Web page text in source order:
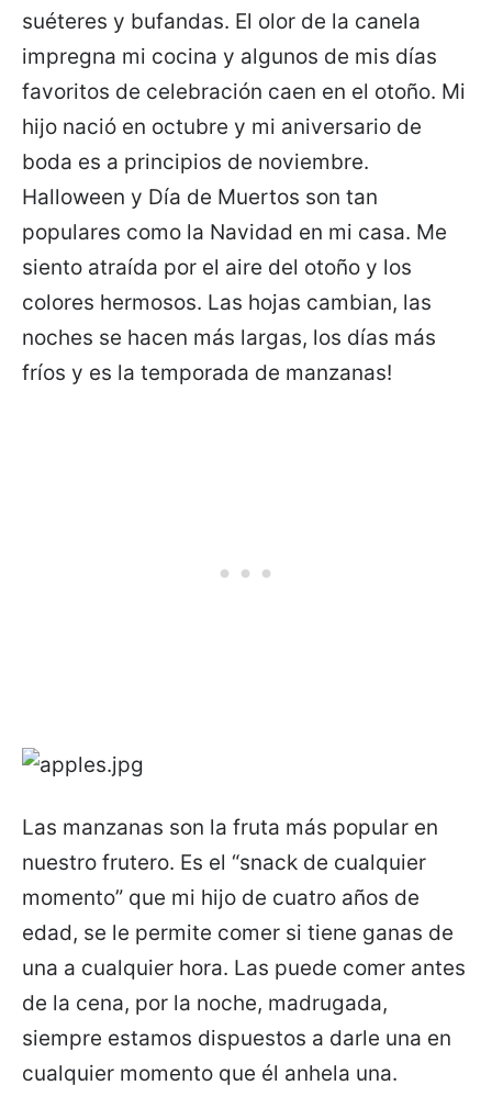
suéteres y bufandas. El olor de la canela
impregna mi cocina y algunos de mis días
favoritos de celebración caen en el otoño. Mi
hijo nació en octubre y mi aniversario de
boda es a principios de noviembre.
Halloween y Día de Muertos son tan
populares como la Navidad en mi casa. Me
siento atraída por el aire del otoño y los
colores hermosos. Las hojas cambian, las
noches se hacen más largas, los días más
fríos y es la temporada de manzanas!
Las manzanas son la fruta más popular en
nuestro frutero. Es el “snack de cualquier
momento” que mi hijo de cuatro años de
edad, se le permite comer si tiene ganas de
una a cualquier hora. Las puede comer antes
de la cena, por la noche, madrugada,
siempre estamos dispuestos a darle una en
cualquier momento que él anhela una.